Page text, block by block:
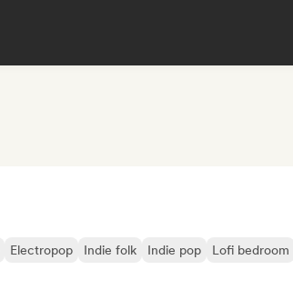
Electropop Indie folk Indie pop
Lofi bedroom